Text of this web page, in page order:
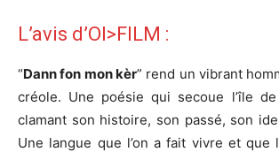
L’avis d’OI>FILM :
“Dann fon mon kèr” rend un vibrant
créole. Une poésie qui secoue l’île
clamant son histoire, son passé, son
Une langue que l’on a fait vivre et que